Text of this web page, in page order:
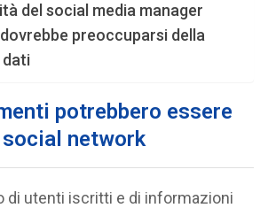
del social media manager
preoccuparsi della
dati
potrebbero essere
network
di utenti iscritti e di informazioni